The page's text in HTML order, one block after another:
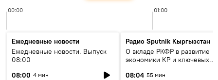
00:00 01:00
Ежедневные новости
Ежедневные новости. Выпуск
08:00
08:00 4 мин
Радио Sputnik Кыргызстан
О вкладе РКФР в развитие
экономики КР и ключевых
08:04 55 мин